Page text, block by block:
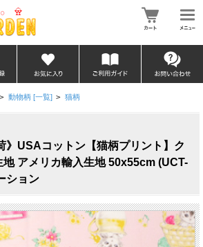
> 動物柄 [一覧] > 猫柄
》USAコットン【猫柄プリント】ク
地 アメリカ輸入生地 50x55cm (UCT-
ション